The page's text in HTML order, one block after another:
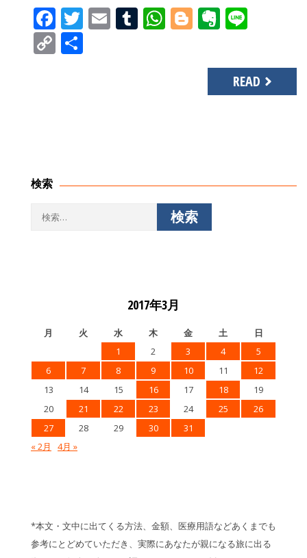
Facebook
Twitter
EmailTumblr
WhatsApp
Blogger
Copy
READ
検索
2017年3月
月 火 水 木 金 土
日
1
2 3 4
5
6
7 8 9 10 11
12
13
14 15 16 17 18
19
20
21 22 23 24 25
26
27
28 29 30
31
« 2月
4月 »
*本文・文中に出てくる方法、金額、医療用語などあくまでも
参考にとどめていただき、実際にあなたが親になる旅に出る